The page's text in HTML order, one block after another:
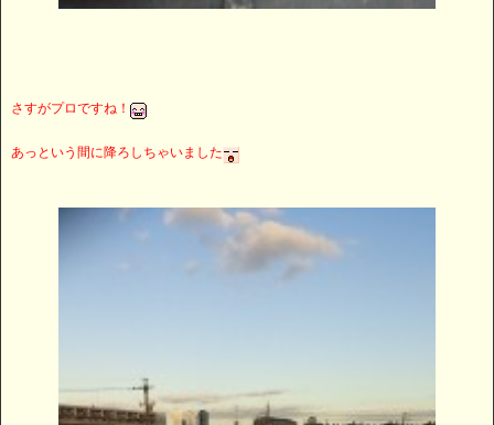
さすがプロですね！
あっという間に降ろしちゃいました